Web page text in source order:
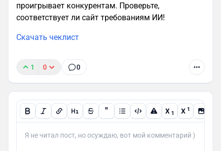
проигрывает конкурентам. Проверьте,
соответствует ли сайт требованиям ИИ!
Скачать чеклист
1 0 0
" X 1 X 1